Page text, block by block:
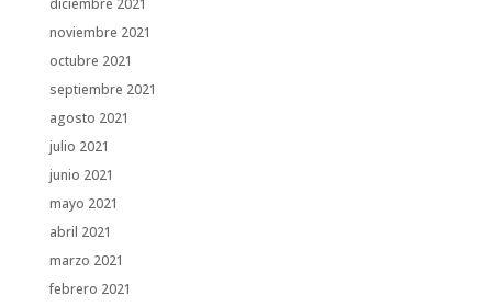
diciembre 2021
noviembre 2021
octubre 2021
septiembre 2021
agosto 2021
julio 2021
junio 2021
mayo 2021
abril 2021
marzo 2021
febrero 2021